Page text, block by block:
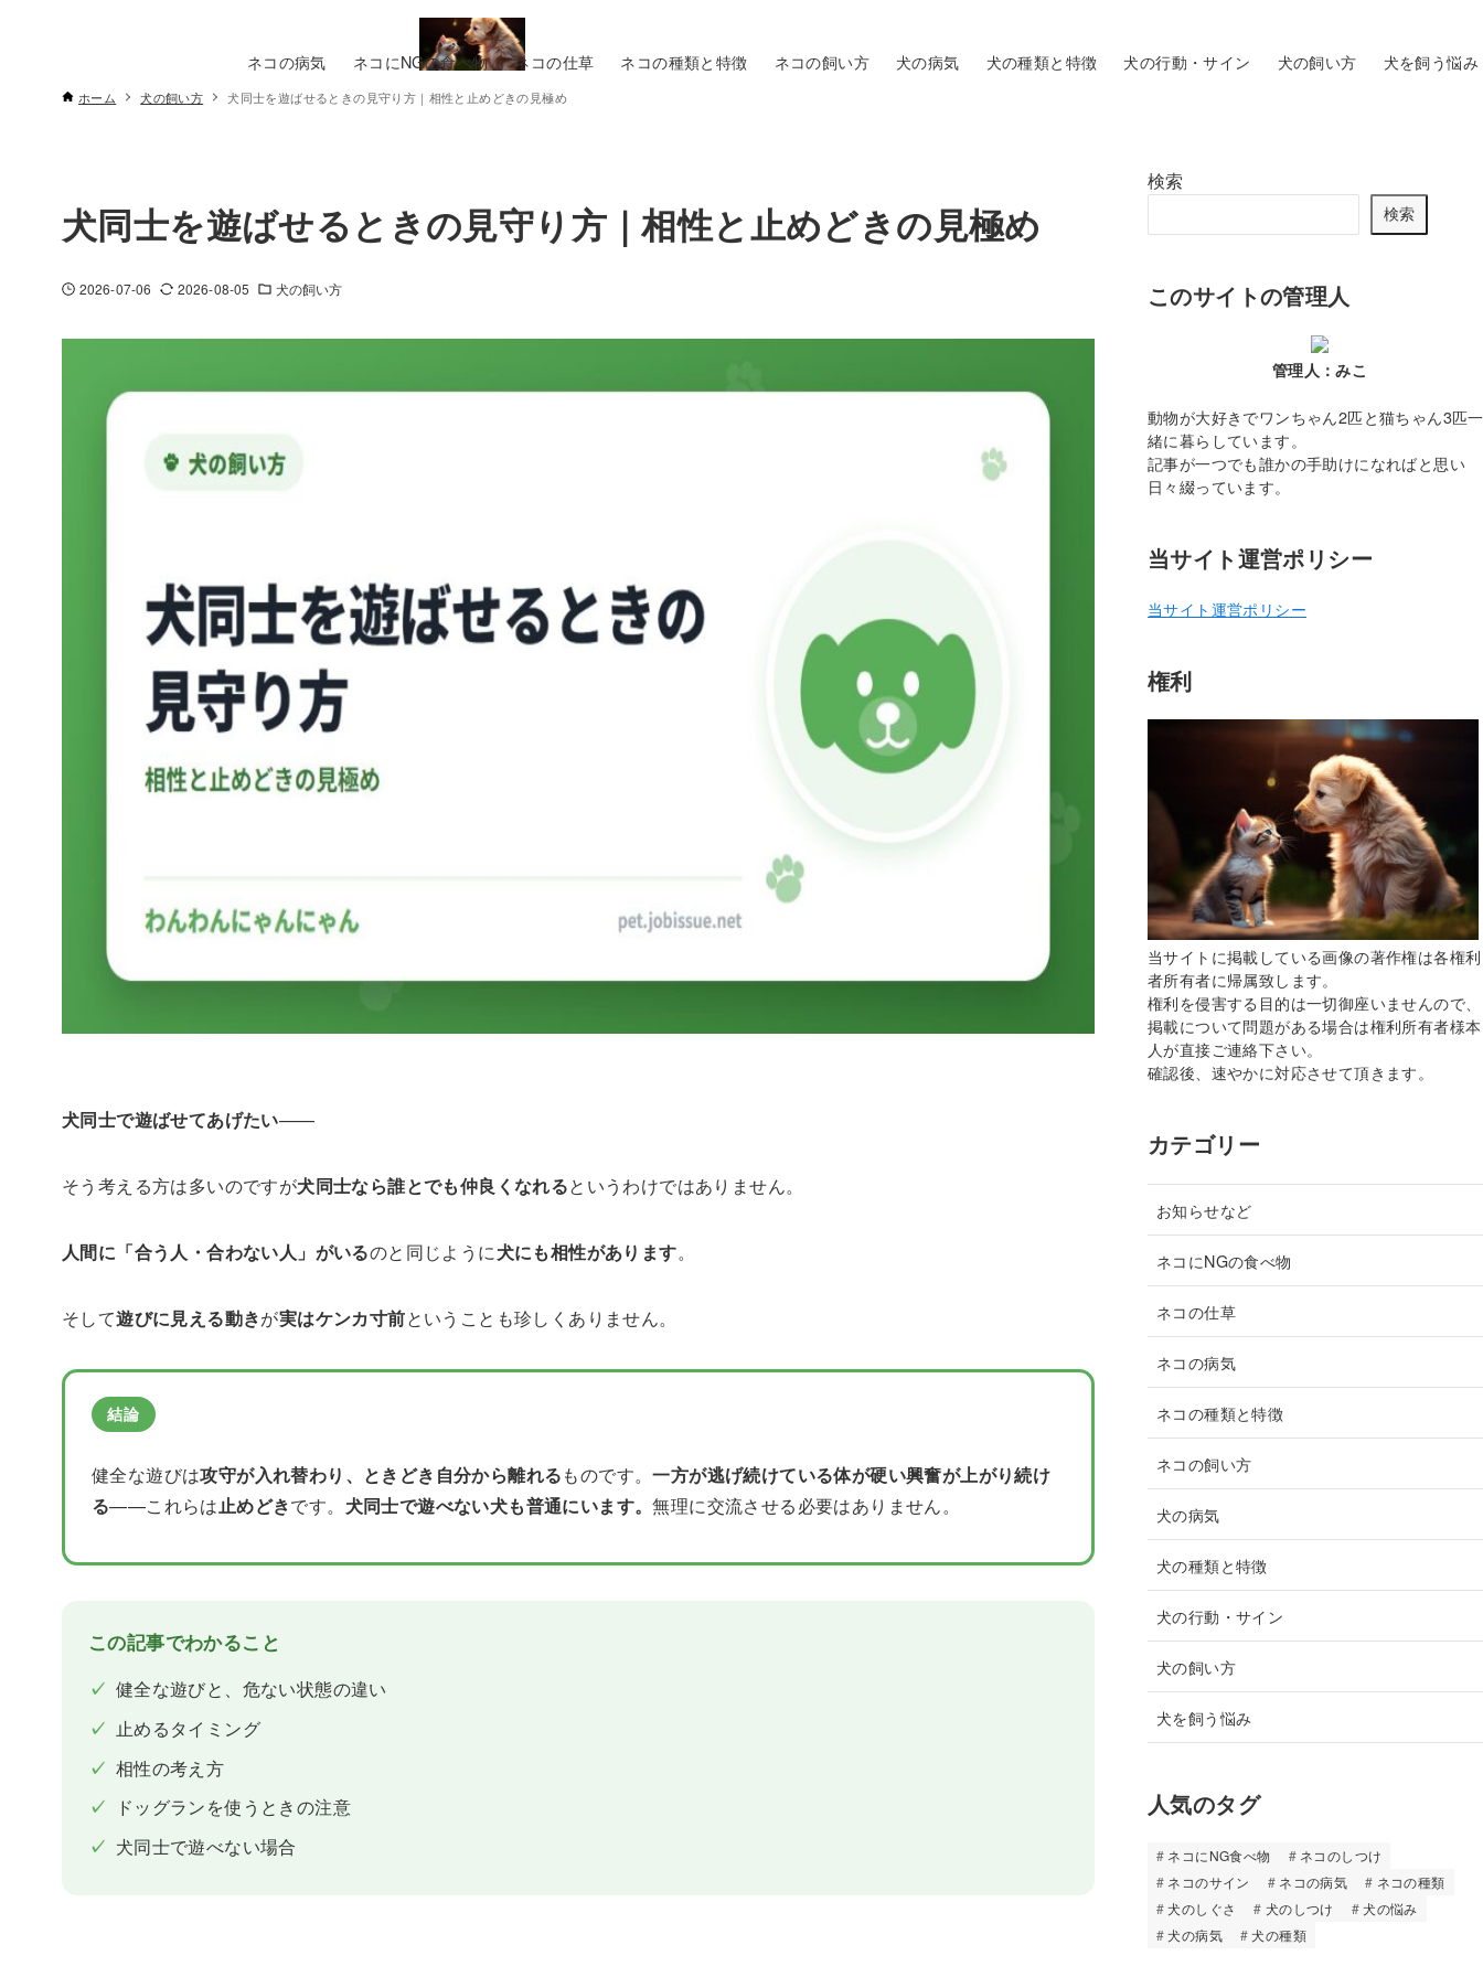
ネコの病気 ネコにNGの食べ物 ネコの仕草 ネコの種類と特徴 ネコの飼い方 犬の病気 犬の種類と特徴 犬の行動・サイン 犬の飼い方 犬を飼う悩み
ホーム 犬の飼い方 犬同士を遊ばせるときの見守り方｜相性と止めどきの見極め
犬同士を遊ばせるときの見守り方｜相性と止めどきの見極め
2026-07-06 2026-08-05 犬の飼い方
犬同士で遊ばせてあげたい——
そう考える方は多いのですが犬同士なら誰とでも仲良くなれるというわけではありません。
人間に「合う人・合わない人」がいるのと同じように犬にも相性があります。
そして遊びに見える動きが実はケンカ寸前ということも珍しくありません。
結論
健全な遊びは攻守が入れ替わり、ときどき自分から離れるものです。一方が逃げ続けている体が硬い興奮が上がり続け
る——これらは 止めどきです。 犬同士で遊べない犬も普通にいます。無理に交流させる必要はありません。
この記事でわかること
✓ 健全な遊びと、危ない状態の違い
✓ 止めるタイミング
✓ 相性の考え方
✓
ドッグランを使うときの注意
✓ 犬同士で遊べない場合
検索
検索
このサイトの管理人
管理人：みこ
動物が大好きでワンちゃん2匹と猫ちゃん3匹一
緒に暮らしています。
記事が一つでも誰かの手助けになればと思い
日々綴っています。
当サイト運営ポリシー
当サイト運営ポリシー
権利
当サイトに掲載している画像の著作権は各権利
者所有者に帰属致します。
権利を侵害する目的は一切御座いませんので、
掲載について問題がある場合は権利所有者様本
人が直接ご連絡下さい。
確認後、速やかに対応させて頂きます。
カテゴリー
お知らせなど
ネコにNGの食べ物
ネコの仕草
ネコの病気
ネコの種類と特徴
ネコの飼い方
犬の病気
犬の種類と特徴
犬の行動・サイン
犬の飼い方
犬を飼う悩み
人気のタグ
ネコにNG食べ物
ネコのしつけ
ネコのサイン
ネコの病気
ネコの種類
犬のしぐさ
犬のしつけ
犬の悩み
犬の病気
犬の種類